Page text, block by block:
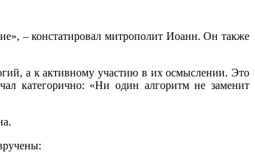
– констатировал митрополит Иоанн. Он также
а к активному участию в их осмыслении. Это
категорично: «Ни один алгоритм не заменит